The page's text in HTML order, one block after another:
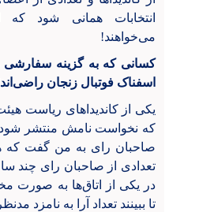
انتخابات همانی شود که
می‌خواهند!
کسانی که به گزینه سفارشی
اسفناک فوتبال زنجان
یکی از کاندیداهای ریاست
که نخواست نامش منتشر
صاحبان رای به من گفت که
تعدادی از صاحبان رای چند
در یکی از اتاق‌ها به صورت
تا ببینند تعداد آرا به نامزد